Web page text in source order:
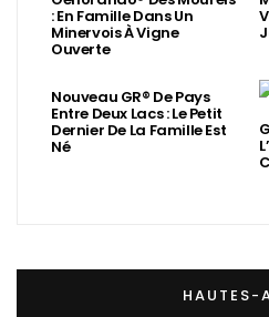
: En Famille Dans Un
Minervois À Vigne
Ouverte
Nouveau GR® De Pays
Entre Deux Lacs : Le Petit
Dernier De La Famille Est
Né
HAUTES-